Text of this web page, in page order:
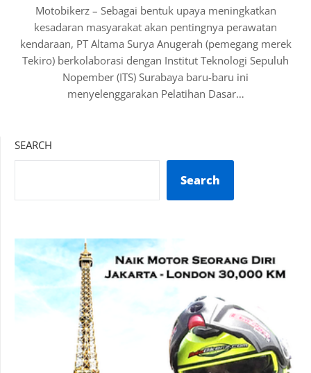
Motobikerz – Sebagai bentuk upaya meningkatkan
kesadaran masyarakat akan pentingnya perawatan
kendaraan, PT Altama Surya Anugerah (pemegang merek
Tekiro) berkolaborasi dengan Institut Teknologi Sepuluh
Nopember (ITS) Surabaya baru-baru ini
menyelenggarakan Pelatihan Dasar…
SEARCH
Search